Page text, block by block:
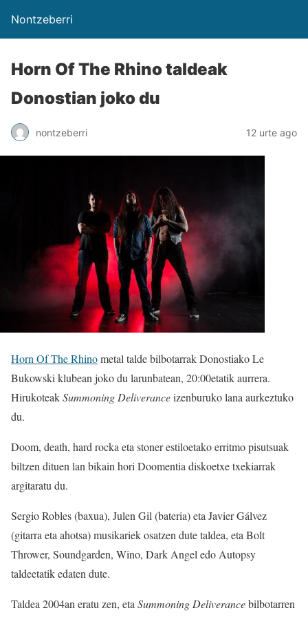
Nontzeberri
Horn Of The Rhino taldeak
Donostian joko du
nontzeberri 12 urte ago
Horn Of The Rhinometal talde bilbotarrak Donostiako Le
Bukowski klubean joko du larunbatean, 20:00etatik aurrera.
HirukoteakSummoning Deliveranceizenburuko lana aurkeztuko
du.
Doom, death, hard rocka eta stoner estiloetako erritmo pisutsuak
biltzen dituen lan bikain hori Doomentia diskoetxe txekiarrak
argitaratu du.
Sergio Robles (baxua), Julen Gil (bateria) eta Javier Gálvez
(gitarra eta ahotsa) musikariek osatzen dute taldea, eta Bolt
Thrower, Soundgarden, Wino, Dark Angel edo Autopsy
taldeetatik edaten dute.
Taldea 2004an eratu zen, eta Summoning Deliverancebilbotarren